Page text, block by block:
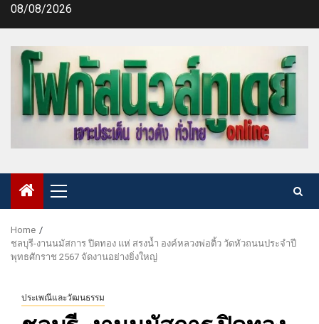
Skip08/08/2026
Primary
Menu
Home
ชลบุรี-งานนมัสการ ปิดทอง แห่ สรงน้ำ องค์หลวงพ่อติ้ว วัดหัวถนนประจำปี
พุทธศักราช 2567 จัดงานอย่างยิ่งใหญ่
ประเพณีและวัฒนธรรม